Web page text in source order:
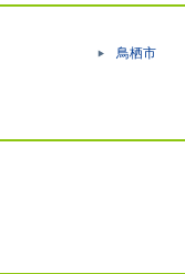
鳥栖市